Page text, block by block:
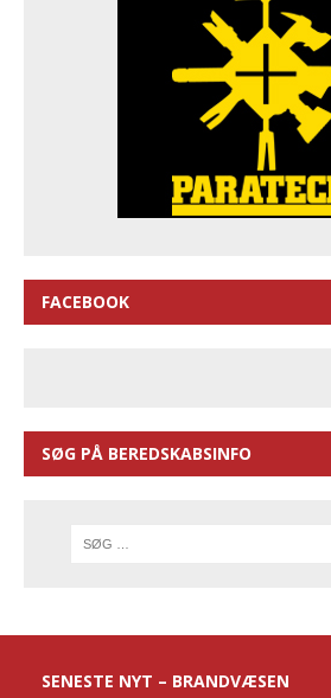
FACEBOOK
SØG PÅ BEREDSKABSINFO
SENESTE NYT – BRANDVÆSEN